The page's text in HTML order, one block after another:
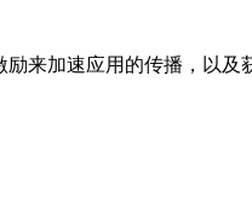
来加速应用的传播，以及